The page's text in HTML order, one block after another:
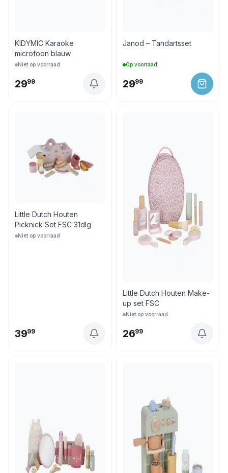
KIDYMIC Karaoke
microfoon blauw
Niet op voorraad
2999
Janod – Tandartsset
Op voorraad
2999
Little Dutch Houten
Picknick Set FSC 31dlg
Niet op voorraad
3999
Little Dutch Houten Make-
up set FSC
Niet op voorraad
2699